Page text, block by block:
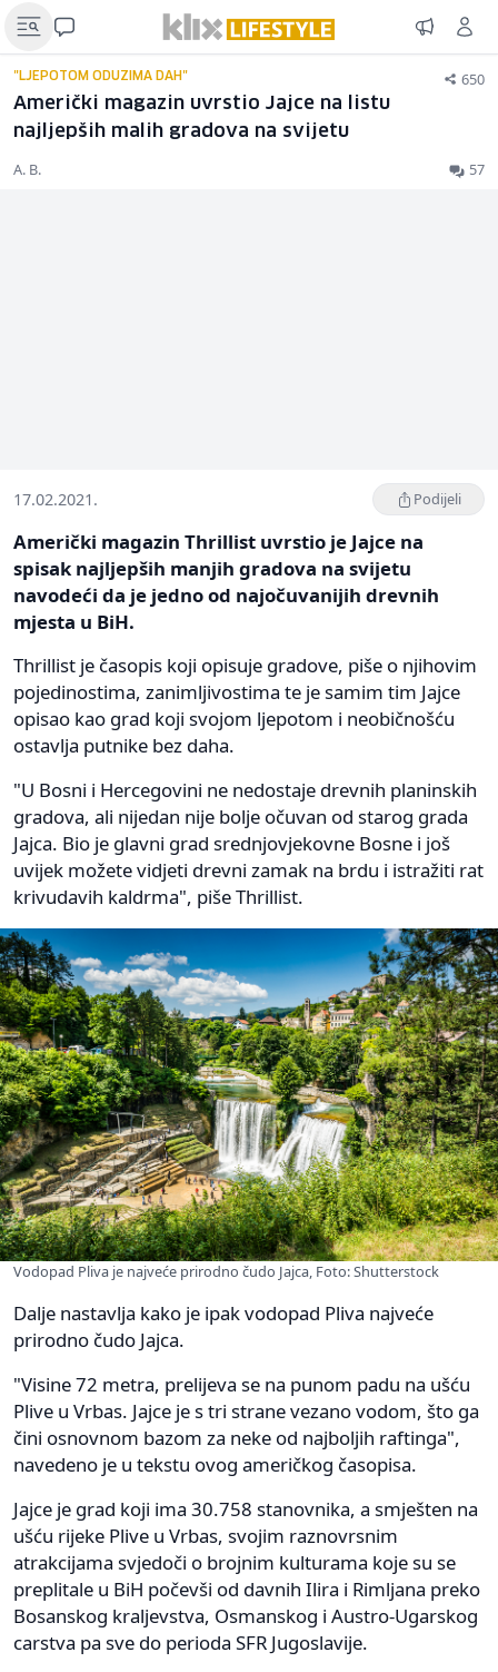
"LJEPOTOM ODUZIMA DAH" 650
Američki magazin uvrstio Jajce na listu
najljepših malih gradova na svijetu
A. B. 57
17.02.2021. Podijeli
Američki magazin Thrillist uvrstio je Jajce na
spisak najljepših manjih gradova na svijetu
navodeći da je jedno od najočuvanijih drevnih
mjesta u BiH.
Thrillist je časopis koji opisuje gradove, piše o njihovim
pojedinostima, zanimljivostima te je samim tim Jajce
opisao kao grad koji svojom ljepotom i neobičnošću
ostavlja putnike bez daha.
"U Bosni i Hercegovini ne nedostaje drevnih planinskih
gradova, ali nijedan nije bolje očuvan od starog grada
Jajca. Bio je glavni grad srednjovjekovne Bosne i još
uvijek možete vidjeti drevni zamak na brdu i istražiti rat
krivudavih kaldrma", piše Thrillist.
Vodopad Pliva je najveće prirodno čudo Jajca, Foto: Shutterstock
Dalje nastavlja kako je ipak vodopad Pliva najveće
prirodno čudo Jajca.
"Visine 72 metra, prelijeva se na punom padu na ušću
Plive u Vrbas. Jajce je s tri strane vezano vodom, što ga
čini osnovnom bazom za neke od najboljih raftinga",
navedeno je u tekstu ovog američkog časopisa.
Jajce je grad koji ima 30.758 stanovnika, a smješten na
ušću rijeke Plive u Vrbas, svojim raznovrsnim
atrakcijama svjedoči o brojnim kulturama koje su se
preplitale u BiH počevši od davnih Ilira i Rimljana preko
Bosanskog kraljevstva, Osmanskog i Austro-Ugarskog
carstva pa sve do perioda SFR Jugoslavije.